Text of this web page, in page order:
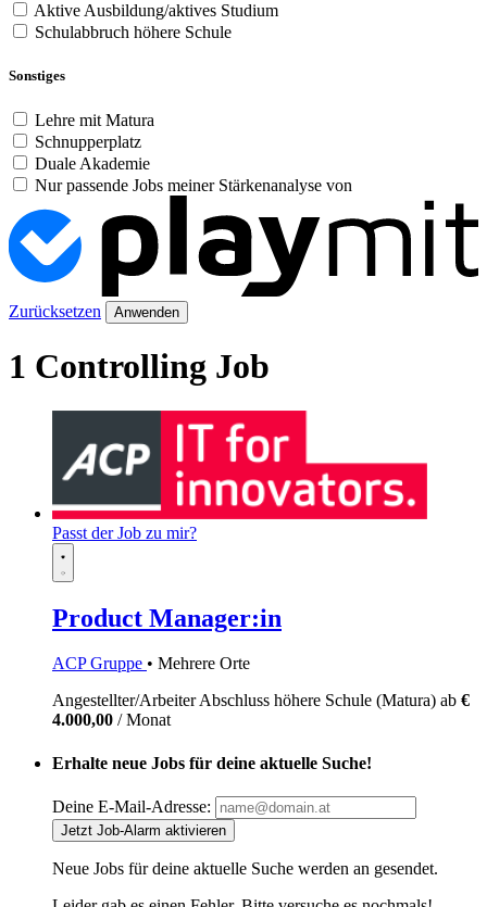
Aktive Ausbildung/aktives Studium
Schulabbruch höhere Schule
Sonstiges
Lehre mit Matura
Schnupperplatz
Duale Akademie
Nur passende Jobs meiner Stärkenanalyse von
Zurücksetzen Anwenden
1 Controlling Job
Passt der Job zu mir?
Product Manager:in
ACP Gruppe • Mehrere Orte
Angestellter/ArbeiterAbschluss höhere Schule (Matura) ab €
4.000,00 / Monat
Erhalte neue Jobs für deine aktuelle Suche!
Deine E-Mail-Adresse:
Jetzt Job-Alarm aktivieren
Neue Jobs für deine aktuelle Suche werden an gesendet.